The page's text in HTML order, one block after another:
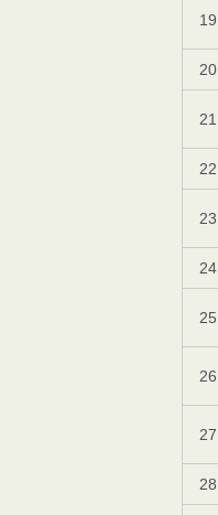
19
20
21
22
23
24
25
26
27
28